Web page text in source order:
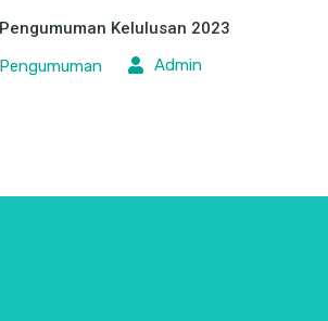
Pengumuman Kelulusan 2023
Pengumuman
Admin